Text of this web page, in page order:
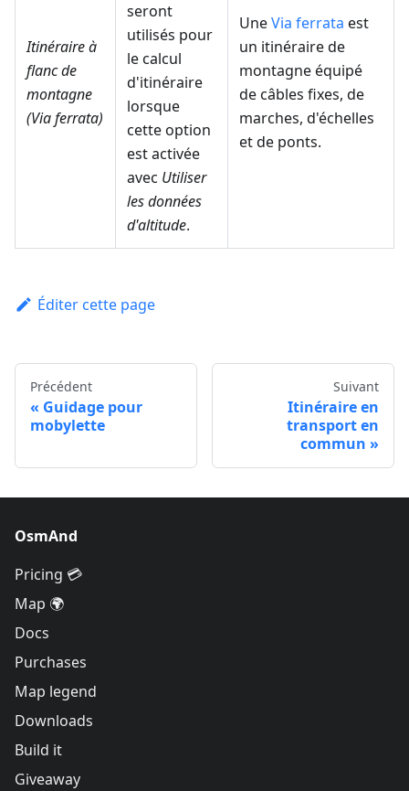
Itinéraire à
flanc de
montagne
(Via ferrata)
seront
utilisés pour
le calcul
d'itinéraire
lorsque
cette option
est activée
avec Utiliser
les données
d'altitude.
UneVia ferrata est
un itinéraire de
montagne équipé
de câbles fixes, de
marches, d'échelles
et de ponts.
Éditer cette page
Précédent
Guidage pour
mobylette
Suivant
Itinéraire en
transport en
commun
OsmAnd
Pricing 💳
Map 🌍
Docs
Purchases
Map legend
Downloads
Build it
Giveaway